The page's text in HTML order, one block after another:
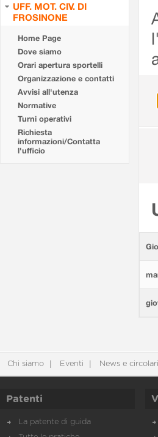
UFF. MOT. CIV. DI
FROSINONE
Home Page
Dove siamo
Orari apertura sportelli
Organizzazione e contatti
Avvisi all'utenza
Normative
Turni operativi
Richiesta
informazioni/Contatta
l'ufficio
Chi siamo Eventi News e circolari
Patenti
La patente di guida